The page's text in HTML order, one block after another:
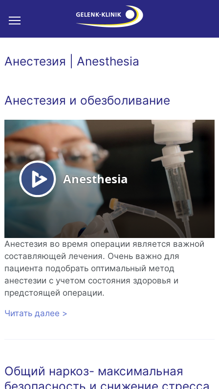
Анестезия | Anesthesia
Анестезия и обезболивание
Анестезия во время операции является важной
составляющей лечения. Очень важно для
пациента подобрать оптимальный метод
анестезии с учетом состояния здоровья и
предстоящей операции.
Читать далее >
Общий наркоз- максимальная